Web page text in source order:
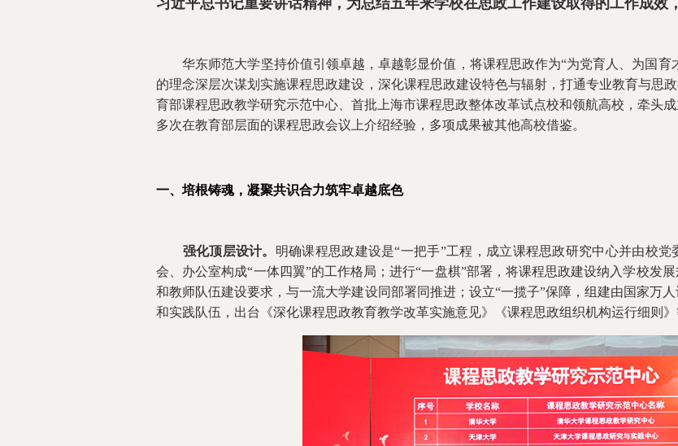
习近平总书记重要讲话精神，为总结五年来学校在思政工作建设取得的工作成效
华东师范大学坚持价值引领卓越，卓越彰显价值，将课程思政作为“为党育人、为国育
的理念深层次谋划实施课程思政建设，深化课程思政建设特色与辐射，打通专业教育与思
育部课程思政教学研究示范中心、首批上海市课程思政整体改革试点校和领航高校，牵头
多次在教育部层面的课程思政会议上介绍经验，多项成果被其他高校借鉴。
一、培根铸魂， 凝聚共识合力筑牢卓越底色
强化顶层设计。 明确课程思政建设是“一把手”工程，成立课程思政研究中心并由校
会、办公室构成“一体四翼”的工作格局；进行“一盘棋”部署，将课程思政建设纳入学校发
和教师队伍建设要求，与一流大学建设同部署同推进；设立“一揽子”保障，组建由国家万
和实践队伍，出台《深化课程思政教育教学改革实施意见》《课程思政组织机构运行细则》